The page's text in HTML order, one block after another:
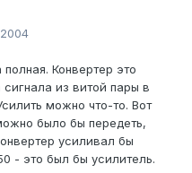
Конвертер это
из витой пары в
можно что-то. Вот
было бы передеть,
усиливал бы
- это был бы усилитель.